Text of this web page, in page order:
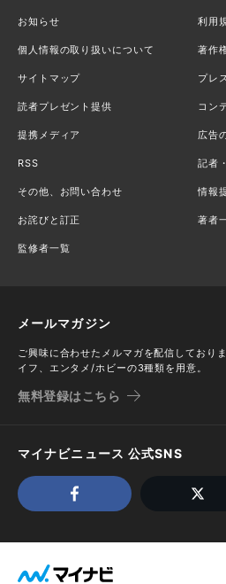
お知らせ 利用
個人情報の取り扱いについて 著作
サイトマップ プレ
読者プレゼント提供 コン
提携メディア 広告
RSS 記者
その他、お問い合わせ 情報
お詫びと訂正 著者
監修者一覧
メールマガジン
ご興味に合わせたメルマガを配信しており
イフ、エンタメ/ホビーの3種類を用意。
無料登録はこちら
マイナビニュース 公式SNS